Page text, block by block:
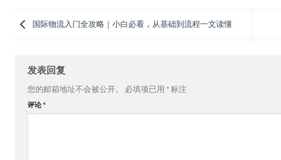
国际物流入门全攻略｜小白必看，从基础到流程一文读懂
发表回复
您的邮箱地址不会被公开。 必填项已用 *标注
评论*